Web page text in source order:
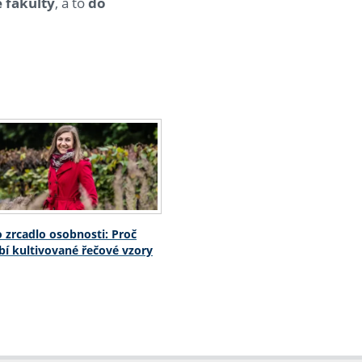
zrcadlo osobnosti: Proč
kultivované řečové vzory